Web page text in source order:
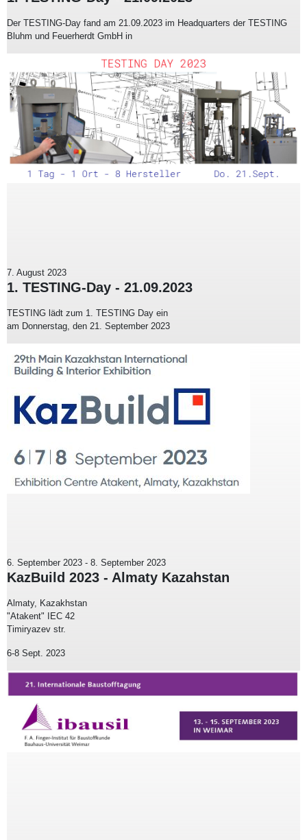
Der TESTING-Day fand am 21.09.2023 im Headquarters der TESTING
Bluhm und Feuerherdt GmbH in
7. August 2023
1. TESTING-Day - 21.09.2023
TESTING lädt zum 1. TESTING Day ein
am Donnerstag, den 21. September 2023
6. September 2023 - 8. September 2023
KazBuild 2023 - Almaty Kazahstan
Almaty, Kazakhstan
"Atakent" IEC 42
Timiryazev str.
6-8 Sept. 2023